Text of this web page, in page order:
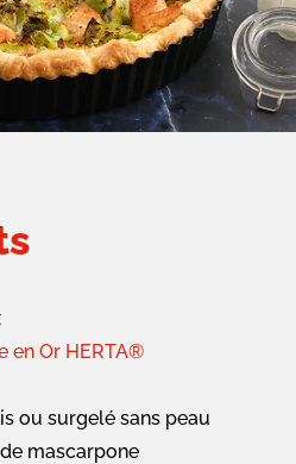
en Or HERTA®
ou surgelé sans peau
mascarpone